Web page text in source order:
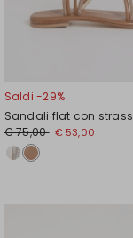
Saldi -29%
Sandali flat con strass
€ 75,00 € 53,00